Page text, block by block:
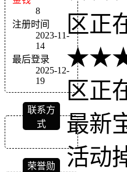
8
注册时间
2023-11-
14
最后登录
2025-12-
19
联系方
式
荣誉勋
区正
区正
最新
活动